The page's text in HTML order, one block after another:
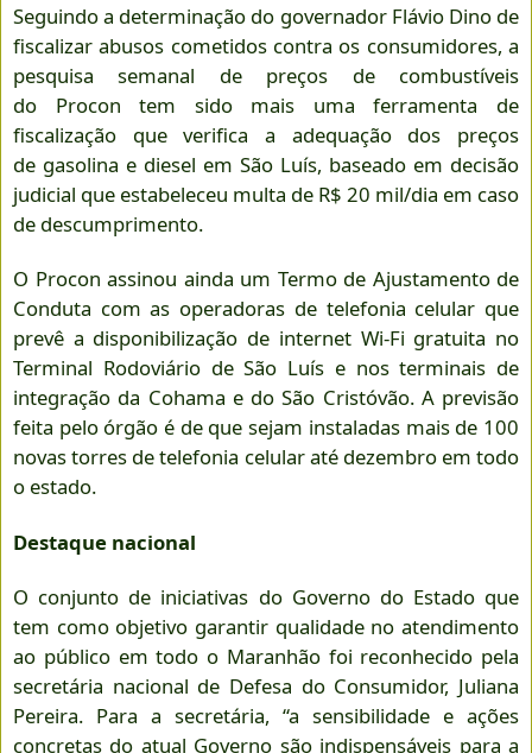
Seguindo a determinação do governador Flávio Dino de
fiscalizar abusos cometidos contra os consumidores, a
pesquisa semanal de preços de combustíveis
do Procon tem sido mais uma ferramenta de
fiscalização que verifica a adequação dos preços
de gasolina e diesel em São Luís, baseado em decisão
judicial que estabeleceu multa de R$ 20 mil/dia em caso
de descumprimento.
O Procon assinou ainda um Termo de Ajustamento de
Conduta com as operadoras de telefonia celular que
prevê a disponibilização de internet Wi-Fi gratuita no
Terminal Rodoviário de São Luís e nos terminais de
integração da Cohama e do São Cristóvão. A previsão
feita pelo órgão é de que sejam instaladas mais de 100
novas torres de telefonia celular até dezembro em todo
o estado.
Destaque nacional
O conjunto de iniciativas do Governo do Estado que
tem como objetivo garantir qualidade no atendimento
ao público em todo o Maranhão foi reconhecido pela
secretária nacional de Defesa do Consumidor, Juliana
Pereira. Para a secretária, “a sensibilidade e ações
concretas do atual Governo são indispensáveis para a